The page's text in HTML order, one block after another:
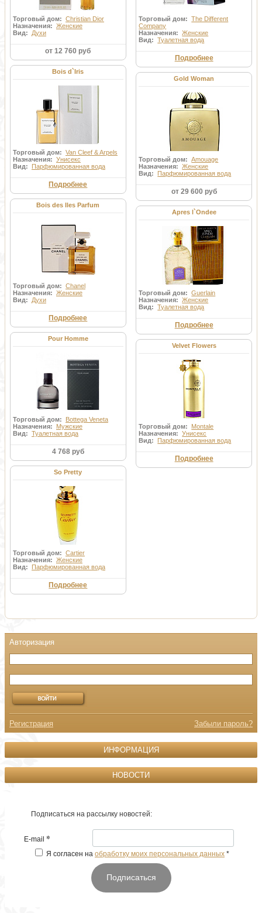
Торговый дом: Christian Dior
Назначения: Женские
Вид: Духи
от 12 760 руб
Торговый дом:The Different
Company
Назначения:Женские
Вид:Туалетная вода
Подробнее
Bois d`Iris
Торговый дом: Van Cleef & Arpels
Назначения: Унисекс
Вид:
Парфюмированная вода
Подробнее
Gold Woman
Торговый дом:Amouage
Назначения:Женские
Вид:
Парфюмированная вода
от 29 600 руб
Bois des Iles Parfum
Торговый дом: Chanel
Назначения: Женские
Вид: Духи
Подробнее
Apres l`Ondee
Торговый дом:Guerlain
Назначения:Женские
Вид:Туалетная вода
Подробнее
Pour Homme
Торговый дом:
Bottega Veneta
Назначения: Мужские
Вид: Туалетная вода
4 768 руб
Velvet Flowers
Торговый дом: Montale
Назначения:Унисекс
Вид:
Парфюмированная вода
Подробнее
So Pretty
Торговый дом: Cartier
Назначения: Женские
Вид:
Парфюмированная вода
Подробнее
Регистрация Забыли пароль?
ИНФОРМАЦИЯ
НОВОСТИ
Подписаться на рассылку новостей:
E-mail *
Я согласен на обработку моих персональных данных *
Подписаться